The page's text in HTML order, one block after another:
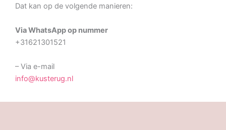
Dat kan op de volgende manieren:
Via WhatsApp op nummer
+31621301521
– Via e-mail
info@kusterug.nl